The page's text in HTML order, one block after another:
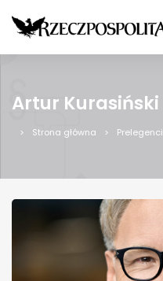
Artur Kurasiński
Strona główna Prelegenci